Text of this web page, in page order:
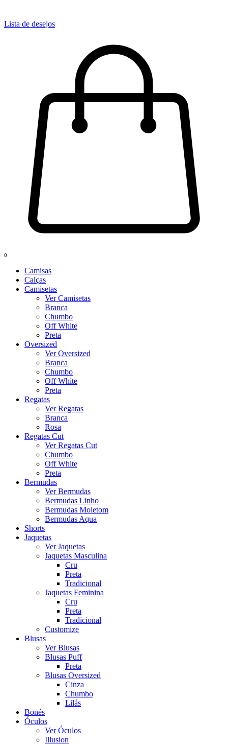
Lista de desejos
0
Camisas
Calças
Camisetas
Ver Camisetas
Branca
Chumbo
Off White
Preta
Oversized
Ver Oversized
Branca
Chumbo
Off White
Preta
Regatas
Ver Regatas
Branca
Rosa
Regatas Cut
Ver Regatas Cut
Chumbo
Off White
Preta
Bermudas
Ver Bermudas
Bermudas Linho
Bermudas Moletom
Bermudas Aqua
Shorts
Jaquetas
Ver Jaquetas
Jaquetas Masculina
Cru
Preta
Tradicional
Jaquetas Feminina
Cru
Preta
Tradicional
Customize
Blusas
Ver Blusas
Blusas Puff
Preta
Blusas Oversized
Cinza
Chumbo
Lilás
Bonés
Óculos
Ver Óculos
Illusion